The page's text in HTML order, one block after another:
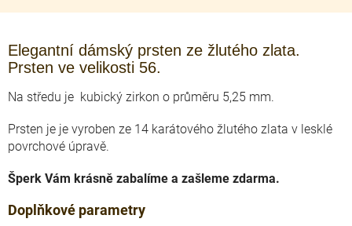
Elegantní dámský prsten ze žlutého zlata.
Prsten ve velikosti 56.
Na středu je kubický zirkon o průměru 5,25 mm.
Prsten je je vyroben ze 14 karátového žlutého zlata v lesklé
povrchové úpravě.
Šperk Vám krásně zabalíme a zašleme zdarma.
Doplňkové parametry